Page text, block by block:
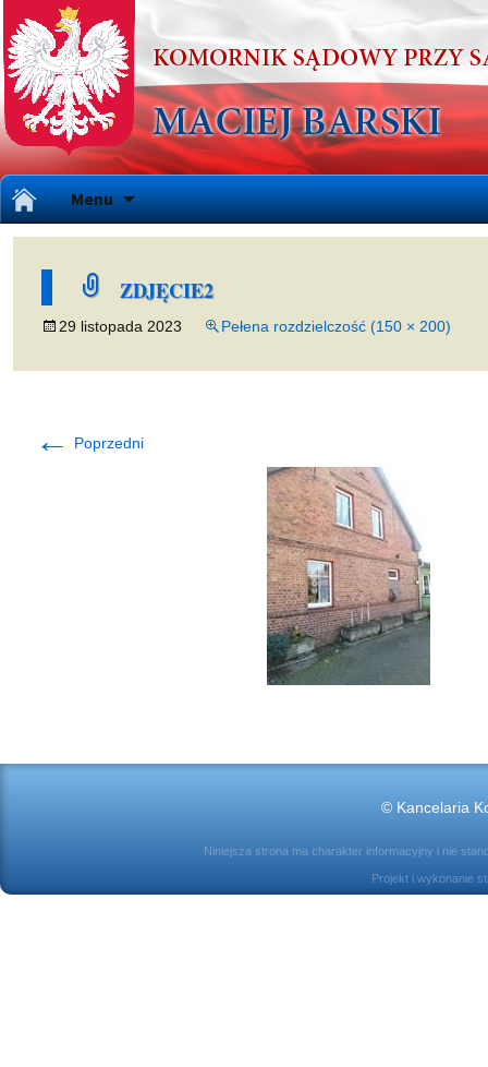
Menu
do
ZDJĘCIE2
29 listopada 2023 Pełena rozdzielczość (150 × 200)
← Poprzedni
© Kancelaria
Niniejsza strona ma charakter informacyjny i nie
Projekt i wykonanie